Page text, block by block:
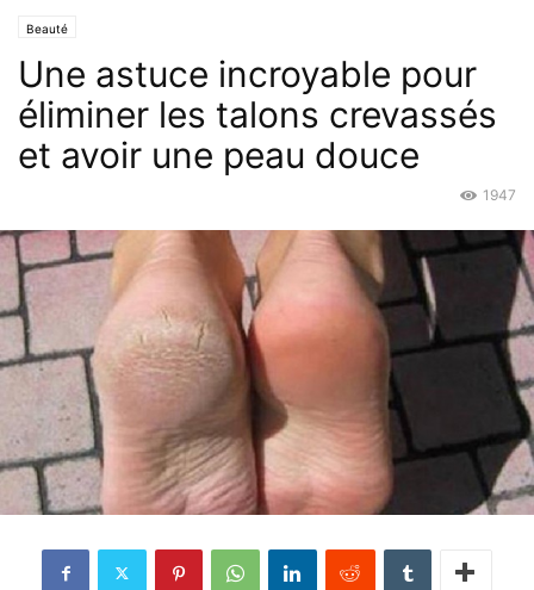
Beauté
Une astuce incroyable pour
éliminer les talons crevassés
et avoir une peau douce
1947